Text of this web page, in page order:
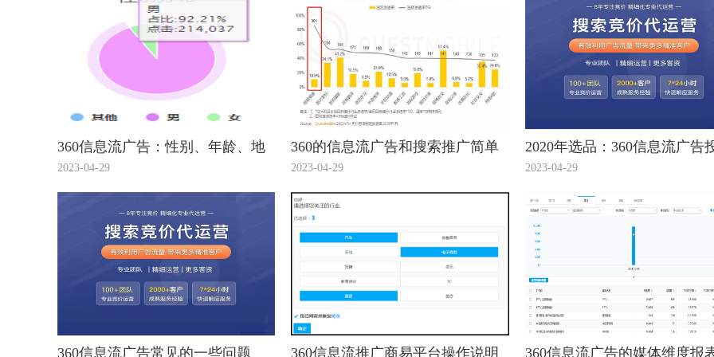
360信息流广告：性别、年龄、地
域，你真的会设么？
2023-04-29
360的信息流广告和搜索推广简单
的介绍您看看！
2023-04-29
2020年选品：360信息流广告
趋势看出12个潜力爆款！
2023-04-29
360信息流广告常见的一些问题 360信息流推广商易平台操作说明 360信息流广告的媒体维度报